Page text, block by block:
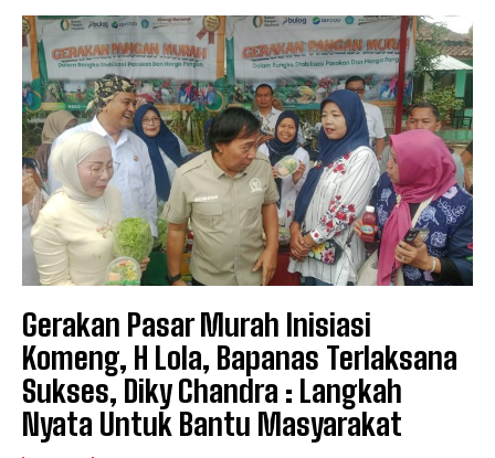
Gerakan Pasar Murah Inisiasi
Komeng, H Lola, Bapanas Terlaksana
Sukses, Diky Chandra : Langkah
Nyata Untuk Bantu Masyarakat